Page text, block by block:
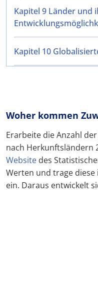
Kapitel 9 Länder und
Kapitel 10
Woher kommen
Erarbeite die Anzahl
nach Herkunftsländern
Website des
Werten und trage
ein. Daraus entwickelt